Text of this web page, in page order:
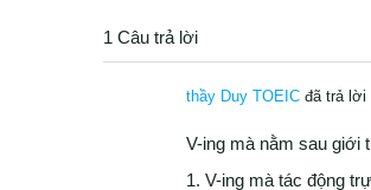
1 Câu trả lời
thầy Duy TOEIC đã trả lời
V-ing mà nằm sau giới
1. V-ing mà tác động